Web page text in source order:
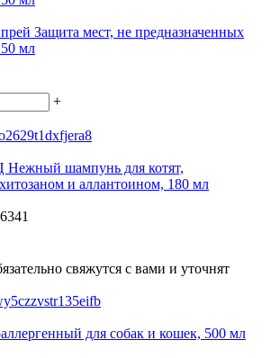
Защита мест, не предназначенных
мл
+
Нежный шампунь для котят,
и аллантоином, 180 мл
свяжутся с вами и уточнят
для собак и кошек, 500 мл